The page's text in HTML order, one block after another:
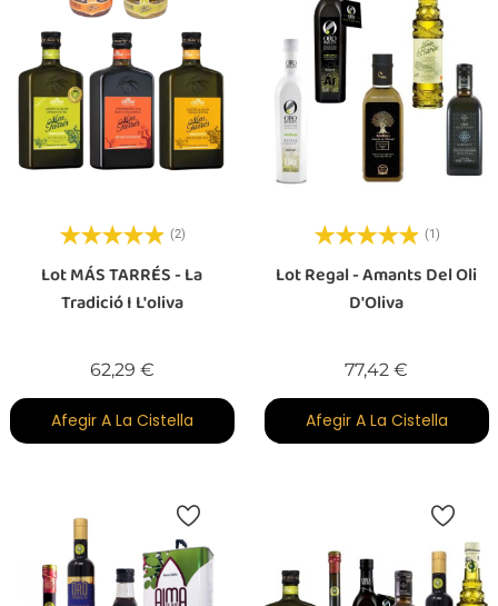
(2)
Lot MÁS TARRÉS - La
Tradició I L'oliva
62,29 €Preu
Afegir A La Cistella
(1)
Lot Regal - Amants Del Oli
D'Oliva
77,42 €
Afegir A La Cistella